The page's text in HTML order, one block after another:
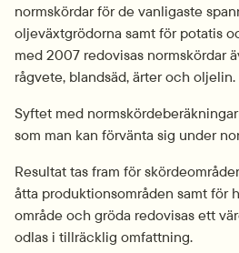
normskördar för de vanligaste
oljeväxtgrödorna samt för potatis
med 2007 redovisas normskördar
rågvete, blandsäd, ärter och oljelin.
Syftet med
som man kan förvänta sig under
Resultat tas fram för
åtta produktionsområden samt för
område och gröda redovisas ett
odlas i tillräcklig omfattning.